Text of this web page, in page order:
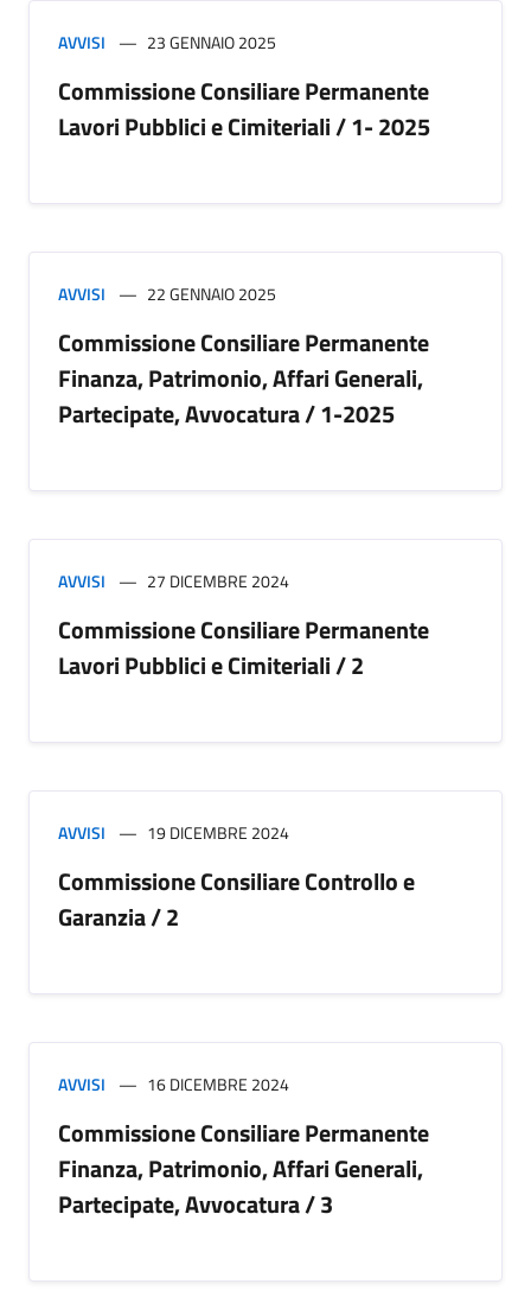
AVVISI 23 GENNAIO 2025
Commissione Consiliare Permanente
Lavori Pubblici e Cimiteriali / 1- 2025
AVVISI 22 GENNAIO 2025
Commissione Consiliare Permanente
Finanza, Patrimonio, Affari Generali,
Partecipate, Avvocatura / 1-2025
AVVISI 27 DICEMBRE 2024
Commissione Consiliare Permanente
Lavori Pubblici e Cimiteriali / 2
AVVISI 19 DICEMBRE 2024
Commissione Consiliare Controllo e
Garanzia / 2
AVVISI 16 DICEMBRE 2024
Commissione Consiliare Permanente
Finanza, Patrimonio, Affari Generali,
Partecipate, Avvocatura / 3